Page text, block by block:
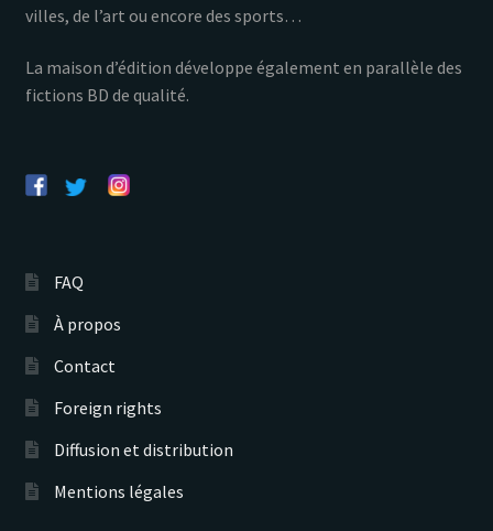
villes, de l’art ou encore des sports…
La maison d’édition développe également en parallèle des
fictions BD de qualité.
FAQ
À propos
Contact
Foreign rights
Diffusion et distribution
Mentions légales